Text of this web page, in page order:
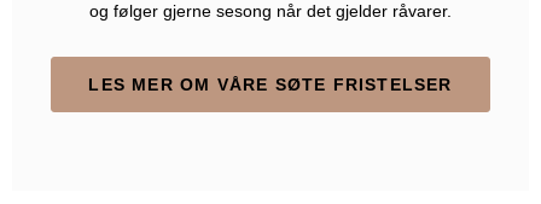
og følger gjerne sesong når det gjelder råvarer.
LES MER OM VÅRE SØTE FRISTELSER